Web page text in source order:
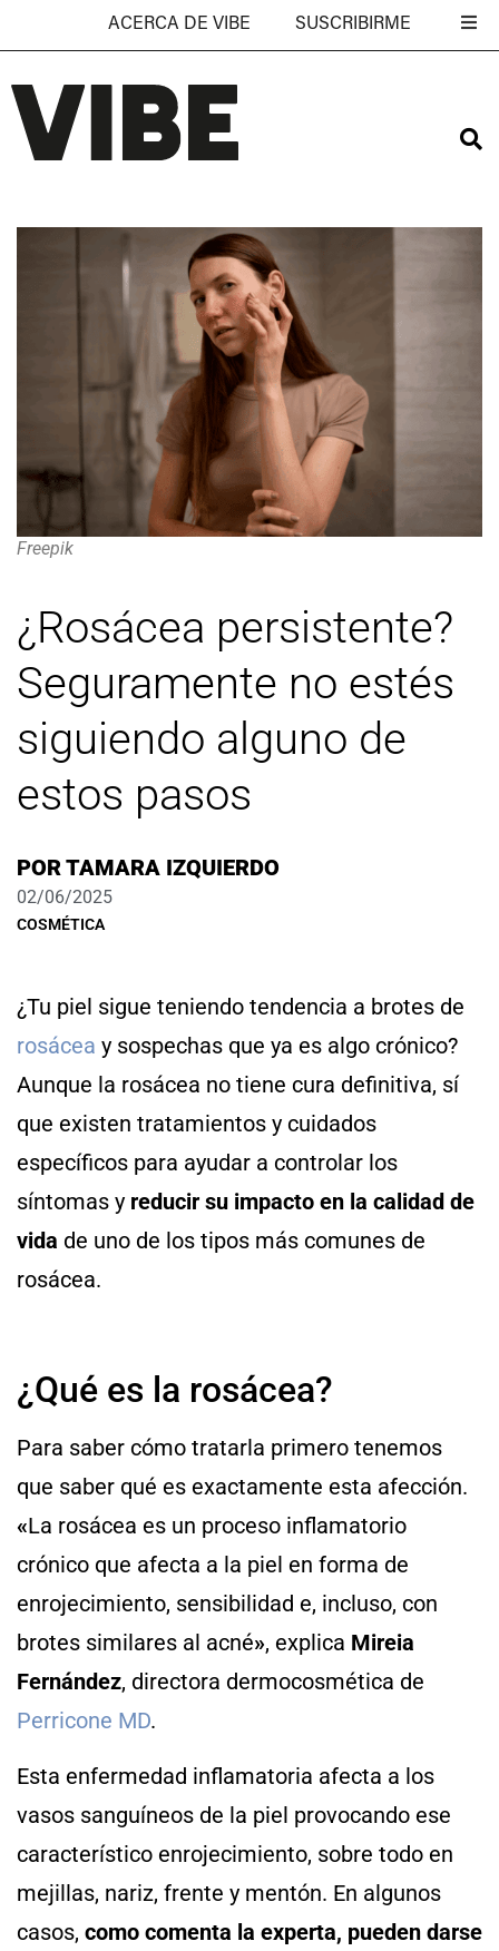
ACERCA DE VIBE SUSCRIBIRME
Freepik
¿Rosácea persistente?
Seguramente no estés
siguiendo alguno de
estos pasos
PORTAMARA IZQUIERDO
02/06/2025
COSMÉTICA
¿Tu piel sigue teniendo tendencia a brotes de
rosácea y sospechas que ya es algo crónico?
Aunque la rosácea no tiene cura definitiva, sí
que existen tratamientos y cuidados
específicos para ayudar a controlar los
síntomas y reducir su impacto en la calidad de
vida de uno de los tipos más comunes de
rosácea.
¿Qué es la rosácea?
Para saber cómo tratarla primero tenemos
que saber qué es exactamente esta afección.
«La rosácea es un proceso inflamatorio
crónico que afecta a la piel en forma de
enrojecimiento, sensibilidad e, incluso, con
brotes similares al acné», explica Mireia
Fernández, directora dermocosmética de
Perricone MD.
Esta enfermedad inflamatoria afecta a los
vasos sanguíneos de la piel provocando ese
característico enrojecimiento, sobre todo en
mejillas, nariz, frente y mentón. En algunos
casos, como comenta la experta, pueden darse